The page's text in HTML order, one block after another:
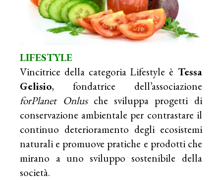
LIFESTYLE
Vincitrice della categoria Lifestyle è Tessa
Gelisio, fondatrice dell’associazione
forPlanet Onlusche sviluppa progetti di
conservazione ambientale per contrastare il
continuo deterioramento degli ecosistemi
naturali e promuove pratiche e prodotti che
mirano a uno sviluppo sostenibile della
società.